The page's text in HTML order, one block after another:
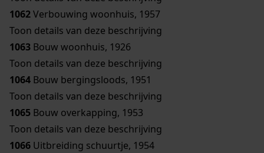
1062Verbouwing woonhuis, 1957
Toon details van deze beschrijving
1063 Bouw woonhuis, 1926
Toon details van deze beschrijving
1064 Bouw bergingsloods, 1951
Toon details van deze beschrijving
1065 Bouw overkapping, 1953
Toon details van deze beschrijving
1066 Uitbreiding schuurtje, 1954